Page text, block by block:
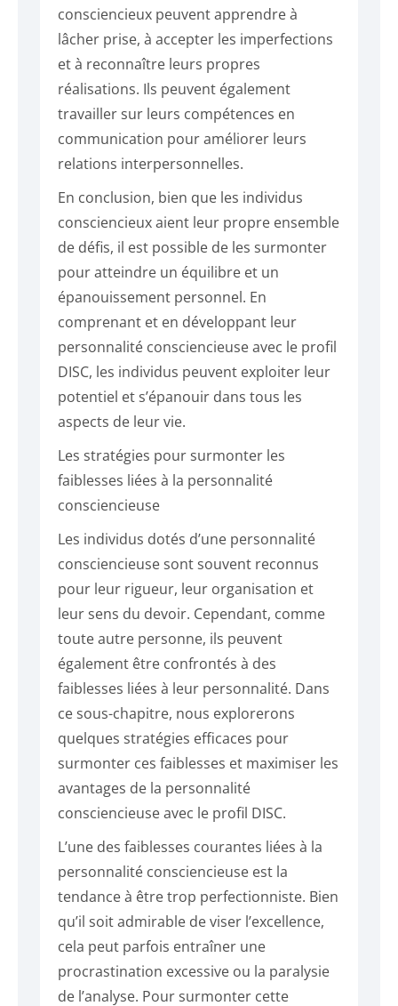
consciencieux peuvent apprendre à
lâcher prise, à accepter les imperfections
et à reconnaître leurs propres
réalisations. Ils peuvent également
travailler sur leurs compétences en
communication pour améliorer leurs
relations interpersonnelles.
En conclusion, bien que les individus
consciencieux aient leur propre ensemble
de défis, il est possible de les surmonter
pour atteindre un équilibre et un
épanouissement personnel. En
comprenant et en développant leur
personnalité consciencieuse avec le profil
DISC, les individus peuvent exploiter leur
potentiel et s’épanouir dans tous les
aspects de leur vie.
Les stratégies pour surmonter les
faiblesses liées à la personnalité
consciencieuse
Les individus dotés d’une personnalité
consciencieuse sont souvent reconnus
pour leur rigueur, leur organisation et
leur sens du devoir. Cependant, comme
toute autre personne, ils peuvent
également être confrontés à des
faiblesses liées à leur personnalité. Dans
ce sous-chapitre, nous explorerons
quelques stratégies efficaces pour
surmonter ces faiblesses et maximiser les
avantages de la personnalité
consciencieuse avec le profil DISC.
L’une des faiblesses courantes liées à la
personnalité consciencieuse est la
tendance à être trop perfectionniste. Bien
qu’il soit admirable de viser l’excellence,
cela peut parfois entraîner une
procrastination excessive ou la paralysie
de l’analyse. Pour surmonter cette